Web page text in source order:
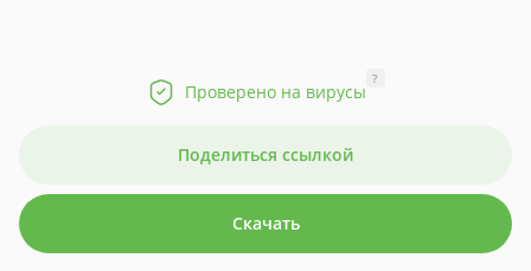
Проверено на вирусы
?
Поделиться ссылкой
Скачать